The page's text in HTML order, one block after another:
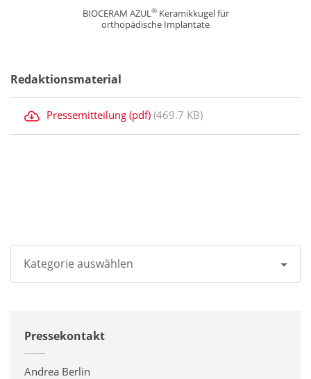
BIOCERAM AZUL®Keramikkugel für
orthopädische Implantate
Redaktionsmaterial
Pressemitteilung (pdf) (469.7 KB)
Kategorie auswählen
Unternehmen
Drucker / Multifunktionsgeräte
Pressekontakt
Andrea Berlin